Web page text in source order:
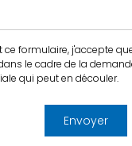
ce formulaire, j'accepte
le cadre de la
qui peut en découler.